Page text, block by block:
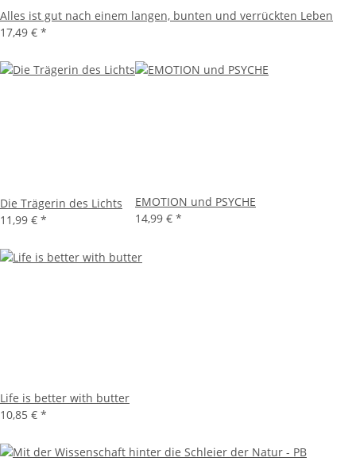
Alles ist gut nach einem langen, bunten und verrückten Leben
17,49 € *
Die Trägerin des Lichts
11,99 € *
EMOTION und PSYCHE
14,99 € *
Life is better with butter
10,85 € *